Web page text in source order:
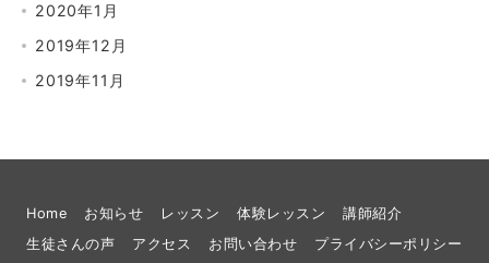
2020年1月
2019年12月
2019年11月
Home お知らせ レッスン 体験レッスン
講師紹介
生徒さんの声
アクセス お問い合わせ プライバシーポリシー